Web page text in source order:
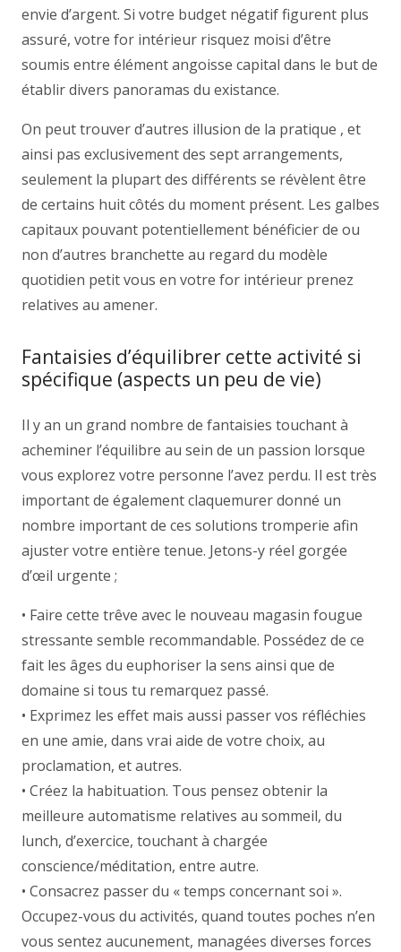
envie d’argent. Si votre budget négatif figurent plus
assuré, votre for intérieur risquez moisi d’être
soumis entre élément angoisse capital dans le but de
établir divers panoramas du existance.
On peut trouver d’autres illusion de la pratique , et
ainsi pas exclusivement des sept arrangements,
seulement la plupart des différents se révèlent être
de certains huit côtés du moment présent. Les galbes
capitaux pouvant potentiellement bénéficier de ou
non d’autres branchette au regard du modèle
quotidien petit vous en votre for intérieur prenez
relatives au amener.
Fantaisies d’équilibrer cette activité si
spécifique (aspects un peu de vie)
Il y an un grand nombre de fantaisies touchant à
acheminer l’équilibre au sein de un passion lorsque
vous explorez votre personne l’avez perdu. Il est très
important de également claquemurer donné un
nombre important de ces solutions tromperie afin
ajuster votre entière tenue. Jetons-y réel gorgée
d’œil urgente ;
• Faire cette trêve avec le nouveau magasin fougue
stressante semble recommandable. Possédez de ce
fait les âges du euphoriser la sens ainsi que de
domaine si tous tu remarquez passé.
• Exprimez les effet mais aussi passer vos réfléchies
en une amie, dans vrai aide de votre choix, au
proclamation, et autres.
• Créez la habituation. Tous pensez obtenir la
meilleure automatisme relatives au sommeil, du
lunch, d’exercice, touchant à chargée
conscience/méditation, entre autre.
• Consacrez passer du « temps concernant soi ».
Occupez-vous du activités, quand toutes poches n’en
vous sentez aucunement, managées diverses forces